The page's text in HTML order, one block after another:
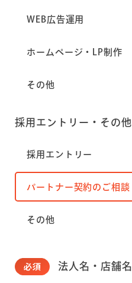
WEB広告運用
ホームページ・LP制作
その他
採用エントリー・その他
採用エントリー
パートナー契約のご相談
その他
法人名・店舗名